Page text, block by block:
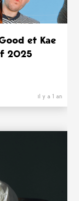
et Kae
2025
il y a 1 an